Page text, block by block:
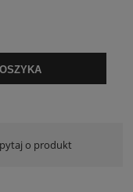
o produkt